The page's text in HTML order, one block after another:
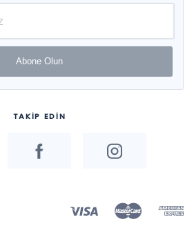
Abone Olun
TAKİP EDİN